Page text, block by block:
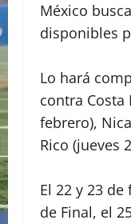
México
disponibles
Lo hará
contra Costa
febrero),
Rico (jueves
El 22 y 23
de Final, el